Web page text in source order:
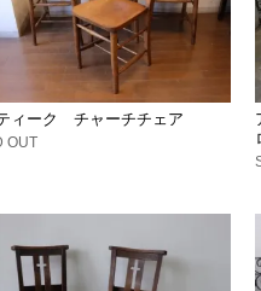
ィーク チャーチチェア
OUT